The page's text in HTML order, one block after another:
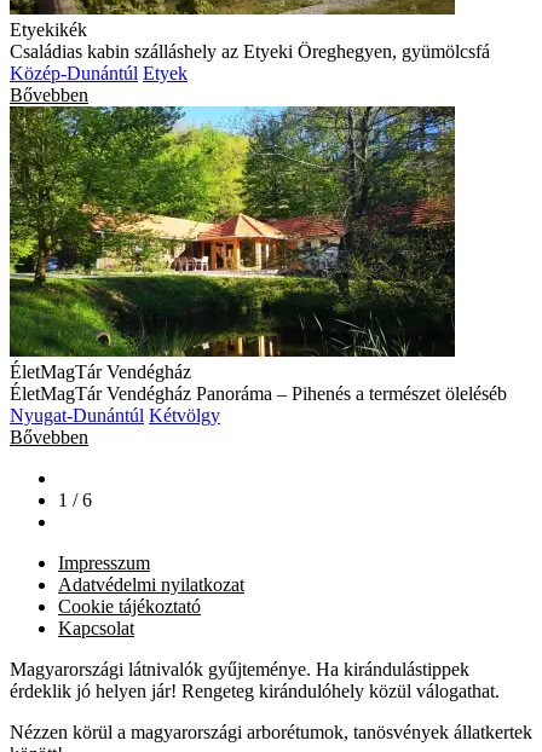
Etyekikék
Családias kabin szálláshely az Etyeki Öreghegyen, gyümölcsfá
Közép-Dunántúl Etyek
Bővebben
ÉletMagTár Vendégház
ÉletMagTár Vendégház Panoráma – Pihenés a természet öleléséb
Nyugat-Dunántúl Kétvölgy
Bővebben
1 / 6
Impresszum
Adatvédelmi nyilatkozat
Cookie tájékoztató
Kapcsolat
Magyarországi látnivalók gyűjteménye. Ha kirándulástippek
érdeklik jó helyen jár! Rengeteg kirándulóhely közül válogathat.
Nézzen körül a magyarországi arborétumok, tanösvények állatkertek